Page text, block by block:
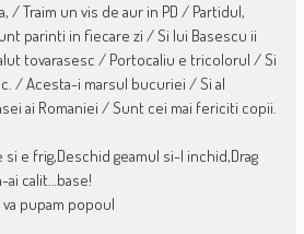
/ Traim un vis de aur in PD / Partidul,
parinti in fiecare zi / Si lui Basescu ii
tovarasesc / Portocaliu e tricolorul / Si
/ Acesta-i marsul bucuriei / Si al
ai Romaniei / Sunt cei mai fericiti copii.
e frig,Deschid geamul si-l inchid,Drag
ai calit…base!
pupam popoul